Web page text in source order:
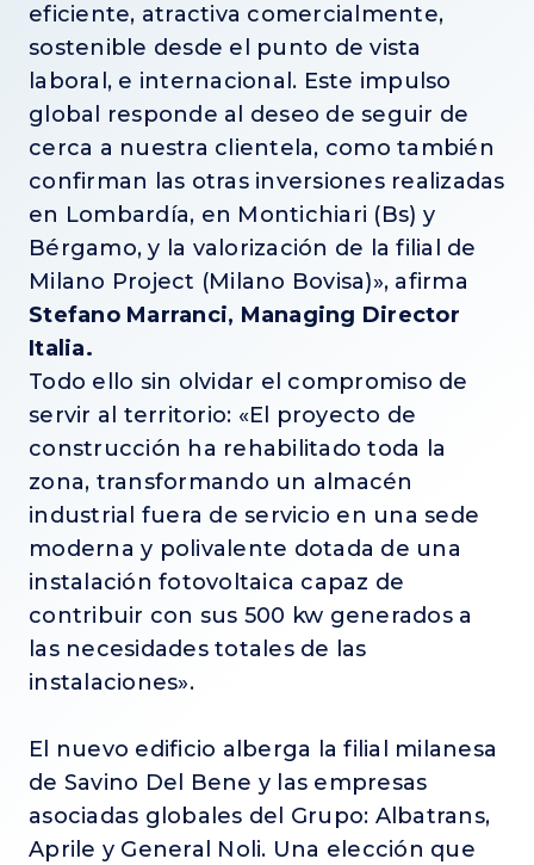
eficiente, atractiva comercialmente,
sostenible desde el punto de vista
laboral, e internacional. Este impulso
global responde al deseo de seguir de
cerca a nuestra clientela, como también
confirman las otras inversiones realizadas
en Lombardía, en Montichiari (Bs) y
Bérgamo, y la valorización de la filial de
Milano Project (Milano Bovisa)», afirma
Stefano Marranci, Managing Director
Italia.
Todo ello sin olvidar el compromiso de
servir al territorio: «El proyecto de
construcción ha rehabilitado toda la
zona, transformando un almacén
industrial fuera de servicio en una sede
moderna y polivalente dotada de una
instalación fotovoltaica capaz de
contribuir con sus 500 kw generados a
las necesidades totales de las
instalaciones».
El nuevo edificio alberga la filial milanesa
de Savino Del Bene y las empresas
asociadas globales del Grupo: Albatrans,
Aprile y General Noli. Una elección que